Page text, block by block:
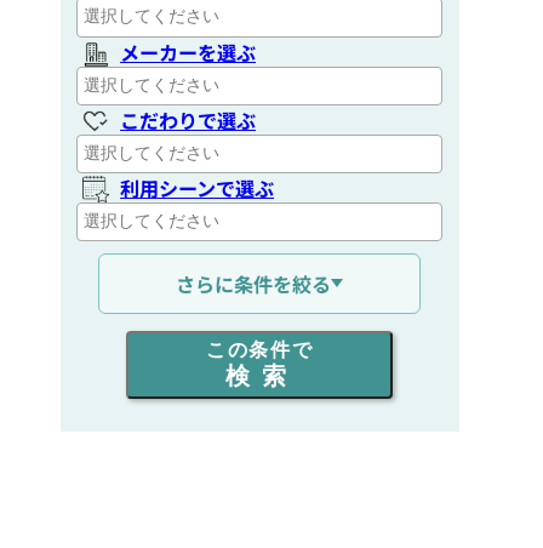
メーカーを選ぶ
こだわりで選ぶ
利用シーンで選ぶ
通信距離を選ぶ
出力を選ぶ
同時通話人数を選ぶ
さらに条件を絞る
この条件で
検索